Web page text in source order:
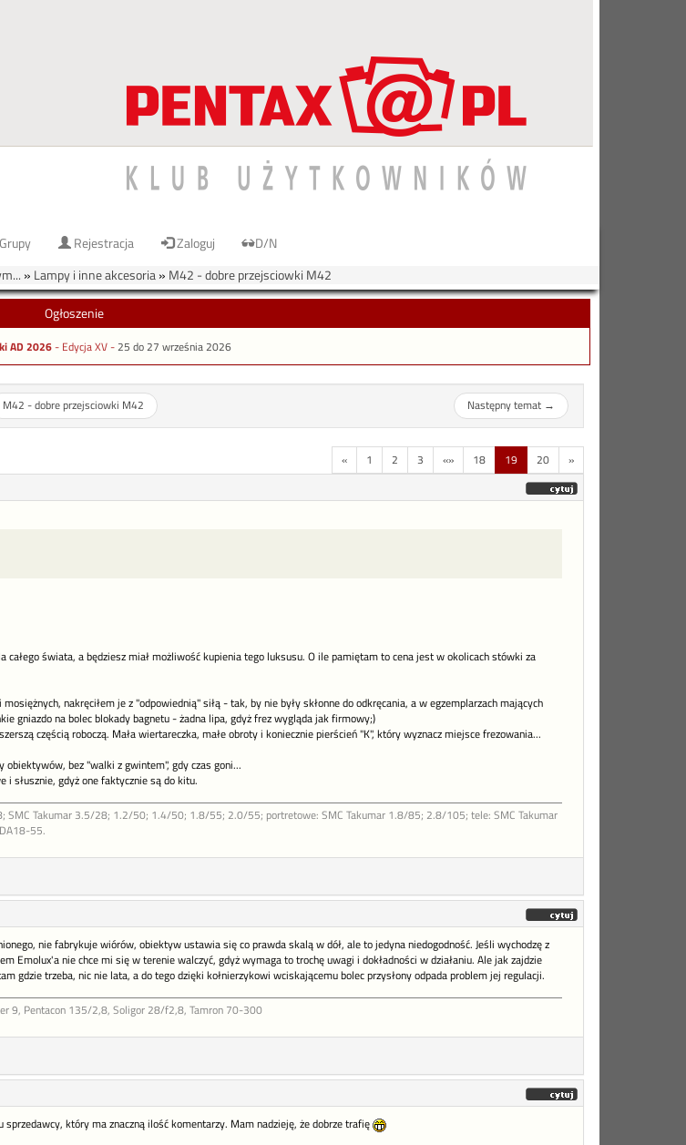
Grupy Rejestracja Zaloguj
D/N
» Lampy i inne akcesoria» M42 - dobre przejsciowki M42
Ogłoszenie
AD 2026- Edycja XV -25 do 27 września 2026
M42 - dobre przejsciowki M42 Następny temat→
« 1 2 3 «» 18 19 20 »
świata, a będziesz miał możliwość kupienia tego luksusu. O ile pamiętam to cena jest w okolicach stówki za
nakręciłem je z "odpowiednią" siłą - tak, by nie były skłonne do odkręcania, a w egzemplarzach mających
gniazdo na bolec blokady bagnetu - żadna lipa, gdyż frez wygląda jak firmowy;)
częścią roboczą. Mała wiertareczka, małe obroty i koniecznie pierścień "K", który wyznacz miejsce frezowania...
bez "walki z gwintem", gdy czas goni...
i słusznie, gdyż one faktycznie są do kitu.
SMC Takumar 3.5/28; 1.2/50; 1.4/50; 1.8/55; 2.0/55; portretowe: SMC Takumar 1.8/85; 2.8/105; tele: SMC Takumar
55.
nie fabrykuje wiórów, obiektyw ustawia się co prawda skalą w dół, ale to jedyna niedogodność. Jeśli wychodzę z
Emolux'a nie chce mi się w terenie walczyć, gdyż wymaga to trochę uwagi i dokładności w działaniu. Ale jak zajdzie
gdzie trzeba, nic nie lata, a do tego dzięki kołnierzykowi wciskającemu bolec przysłony odpada problem jej regulacji.
9, Pentacon 135/2,8, Soligor 28/f2,8, Tamron 70-300
który ma znaczną ilość komentarzy. Mam nadzieję, że dobrze trafię